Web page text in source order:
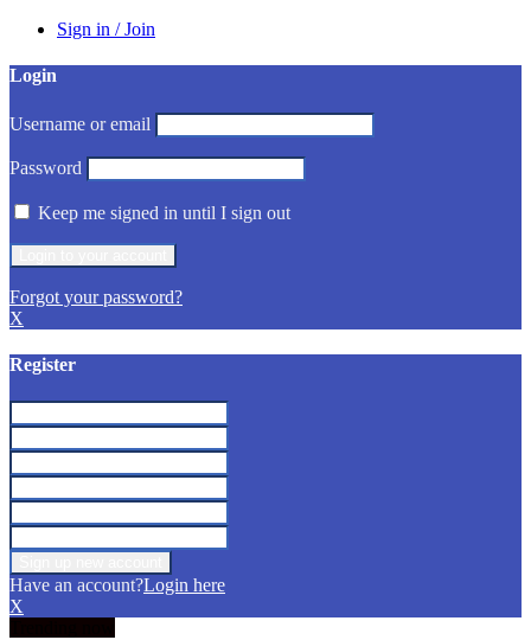
Sign in / Join
Login
Username or email
Password
Keep me signed in until I sign out
Forgot your password?
X
Register
Have an account?Login here
X